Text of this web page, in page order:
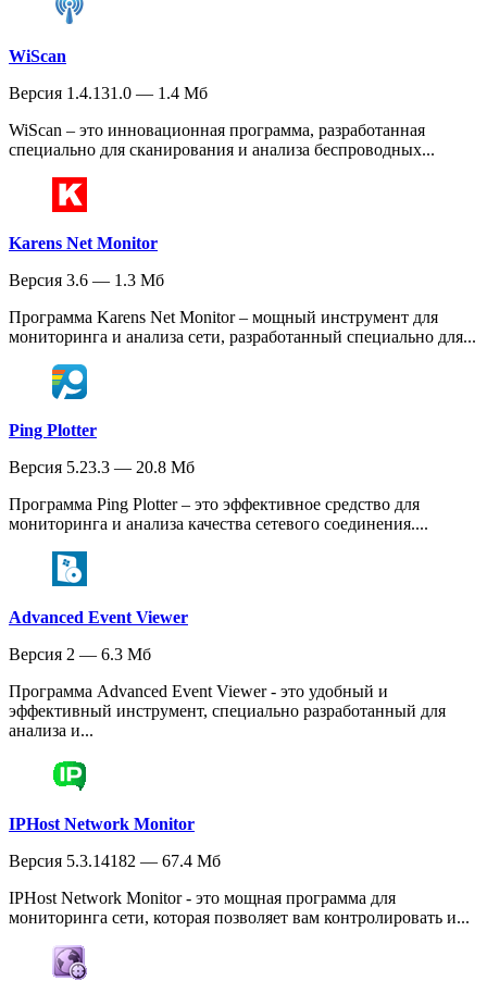
WiScan
Версия 1.4.131.0 — 1.4 Мб
WiScan – это инновационная программа, разработанная
специально для сканирования и анализа беспроводных...
Karens Net Monitor
Версия 3.6 — 1.3 Мб
Программа Karens Net Monitor – мощный инструмент для
мониторинга и анализа сети, разработанный специально для...
Ping Plotter
Версия 5.23.3 — 20.8 Мб
Программа Ping Plotter – это эффективное средство для
мониторинга и анализа качества сетевого соединения....
Advanced Event Viewer
Версия 2 — 6.3 Мб
Программа Advanced Event Viewer - это удобный и
эффективный инструмент, специально разработанный для
анализа и...
IPHost Network Monitor
Версия 5.3.14182 — 67.4 Мб
IPHost Network Monitor - это мощная программа для
мониторинга сети, которая позволяет вам контролировать и...